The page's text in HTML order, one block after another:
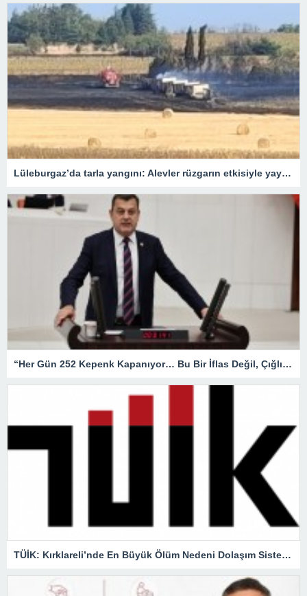
Lüleburgaz’da tarla yangını: Alevler rüzgarın etkisiyle yayıldı
“Her Gün 252 Kepenk Kapanıyor… Bu Bir İflas Değil, Çığlıktır!”
TÜİK: Kırklareli’nde En Büyük Ölüm Nedeni Dolaşım Sistemi Hastalıkları